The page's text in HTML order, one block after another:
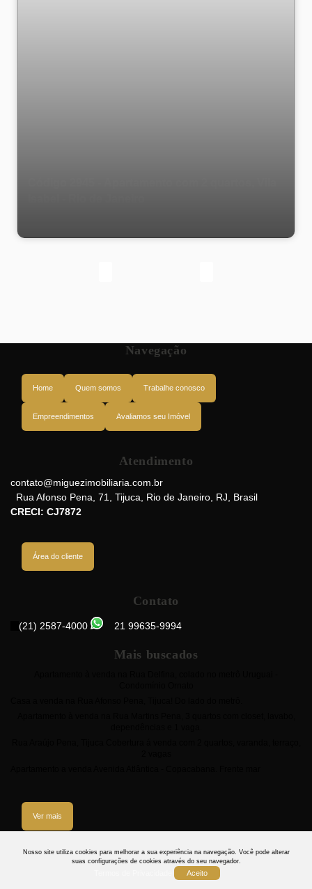
3
Nosso site utiliza cookies para melhorar a sua experiência na navegação. Você pode alterar
suas configurações de cookies através do seu navegador.
Aceito
Rua Justiniano da Rocha, 20551-010, Vila Isabel, Rio de Janeiro, Rio de
Navegação
Home Quem somos Trabalhe conosco
Empreendimentos Avaliamos seu Imóvel
Atendimento
contato@miguezimobiliaria.com.br
Rua Afonso Pena 71 Tijuca Rio de Janeiro RJ
Brasil
CRECI: CJ7872
Área do cliente
Contato
(21) 2587-4000 21 99635-9994
Mais buscados
Ver mais